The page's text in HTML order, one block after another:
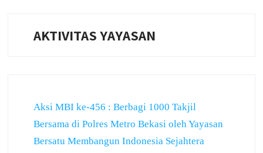
AKTIVITAS YAYASAN
Aksi MBI ke-456 : Berbagi 1000 Takjil
Bersama di Polres Metro Bekasi oleh Yayasan
Bersatu Membangun Indonesia Sejahtera